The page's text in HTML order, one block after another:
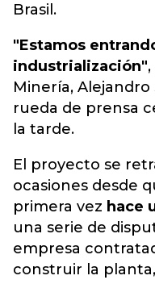
Brasil.
"Estamos
industrialización"
Minería, Alejandro
rueda de prensa
la tarde.
El proyecto se
ocasiones desde
primera vez hace
una serie de
empresa
construir la